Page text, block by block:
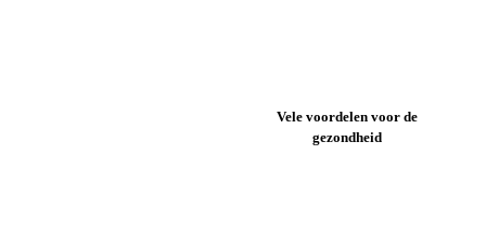
Vele voordelen voor de
gezondheid